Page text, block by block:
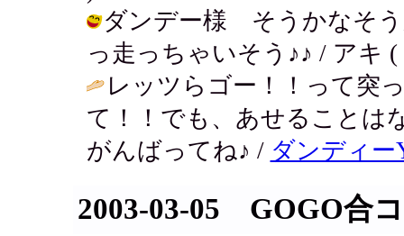
ダンデー様 そうかなそう
っ走っちゃいそう♪♪ / アキ (
レッツらゴー！！って突
て！！でも、あせることは
がんばってね♪ / ダンディー
2003-03-05 GOGO合